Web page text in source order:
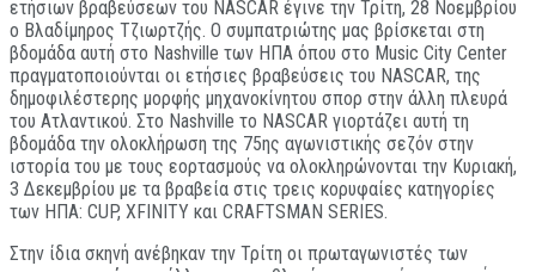
ετήσιων βραβεύσεων του NASCAR έγινε την Τρίτη, 28 Νοεμβρίου
ο Βλαδίμηρος Τζιωρτζής. O συμπατριώτης μας βρίσκεται στη
βδομάδα αυτή στο Nashville των ΗΠΑ όπου στο Music City Center
πραγματοποιούνται οι ετήσιες βραβεύσεις του NASCAR, της
δημοφιλέστερης μορφής μηχανοκίνητου σπορ στην άλλη πλευρά
του Ατλαντικού. Στο Nashville το NASCAR γιορτάζει αυτή τη
βδομάδα την ολοκλήρωση της 75ης αγωνιστικής σεζόν στην
ιστορία του με τους εορτασμούς να ολοκληρώνονται την Κυριακή,
3 Δεκεμβρίου με τα βραβεία στις τρεις κορυφαίες κατηγορίες
των ΗΠΑ: CUP, XFINITY και CRAFTSMAN SERIES.
Στην ίδια σκηνή ανέβηκαν την Τρίτη οι πρωταγωνιστές των